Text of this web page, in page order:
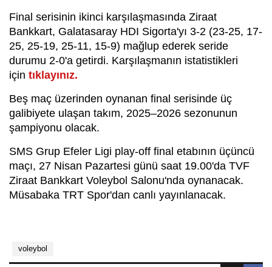
Final serisinin ikinci karşılaşmasında Ziraat
Bankkart, Galatasaray HDI Sigorta'yı 3-2 (23-25, 17-
25, 25-19, 25-11, 15-9) mağlup ederek seride
durumu 2-0'a getirdi. Karşılaşmanın istatistikleri
için tıklayınız.
Beş maç üzerinden oynanan final serisinde üç
galibiyete ulaşan takım, 2025–2026 sezonunun
şampiyonu olacak.
SMS Grup Efeler Ligi play-off final etabının üçüncü
maçı, 27 Nisan Pazartesi günü saat 19.00'da TVF
Ziraat Bankkart Voleybol Salonu'nda oynanacak.
Müsabaka TRT Spor'dan canlı yayınlanacak.
voleybol